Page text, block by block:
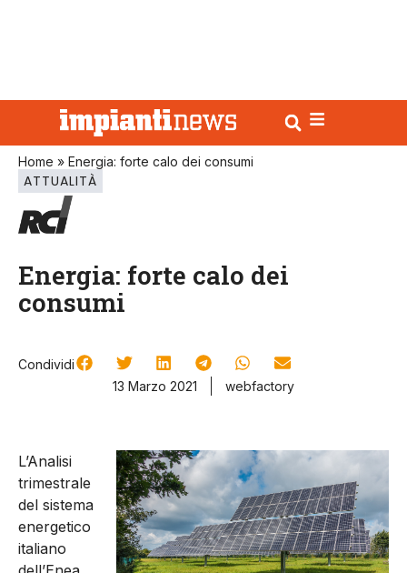
Home » Energia: forte calo dei consumi
ATTUALITÀ
Energia: forte calo dei
consumi
Condividi
13 Marzo 2021
webfactory
L’Analisi
trimestrale
del sistema
energetico
italiano